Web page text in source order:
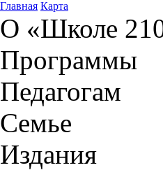
Главная Карта
О «Школе
Программы
Педагогам
Семье
Издания